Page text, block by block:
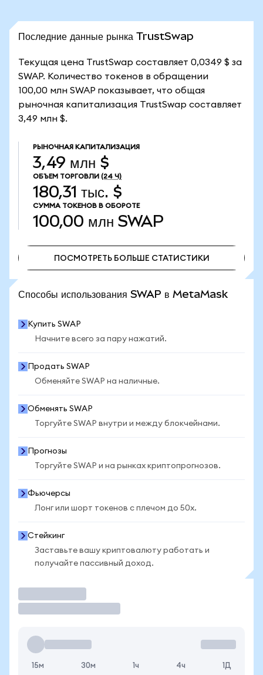
Последние данные рынка TrustSwap
Текущая цена TrustSwap составляет 0,0349 $ за
SWAP. Количество токенов в обращении
100,00 млн SWAP показывает, что общая
рыночная капитализация TrustSwap составляет
3,49 млн $.
РЫНОЧНАЯ КАПИТАЛИЗАЦИЯ
3,49 млн $
ОБЪЕМ ТОРГОВЛИ (24 Ч)
180,31 тыс. $
СУММА ТОКЕНОВ В ОБОРОТЕ
100,00 млн SWAP
ПОСМОТРЕТЬ БОЛЬШЕ СТАТИСТИКИ
Способы использования SWAP в MetaMask
Купить SWAP
Начните всего за пару нажатий.
Продать SWAP
Обменяйте SWAP на наличные.
Обменять SWAP
Торгуйте SWAP внутри и между блокчейнами.
Прогнозы
Торгуйте SWAP и на рынках криптопрогнозов.
Фьючерсы
Лонг или шорт токенов с плечом до 50x.
Стейкинг
Заставьте вашу криптовалюту работать и
получайте пассивный доход.
15м 30м 1ч 4ч 1Д